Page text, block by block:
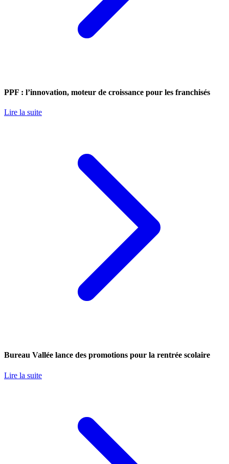
PPF : l’innovation, moteur de croissance pour les franchisés
Lire la suite
Bureau Vallée lance des promotions pour la rentrée scolaire
Lire la suite